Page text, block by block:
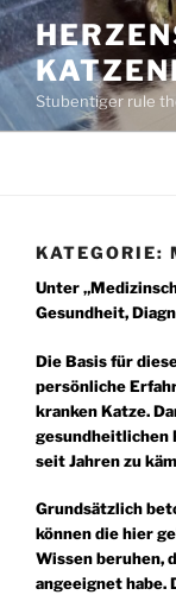
Zum
Inhalt
springen
Stubentiger rule
KATEGORIE:
Unter
Gesundheit,
Die Basis für
persönliche
kranken Katze.
gesundheitlichen
seit Jahren zu
Grundsätzlich
können die hier
Wissen beruhen,
angeeignet habe.